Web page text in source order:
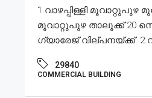
1.വാഴപ്പിള്ളി മൂവാറ്റുപുഴ
മൂവാറ്റുപുഴ താലൂക്ക് 20
ഗ്യാരേജ് വില്പനയ്ക്ക്.
29840
COMMERCIAL BUILDING